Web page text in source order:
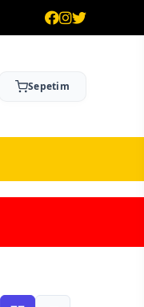
Sepetim